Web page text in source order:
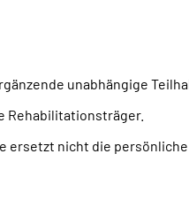
unabhängige
Rehabilitationsträger.
ersetzt nicht die